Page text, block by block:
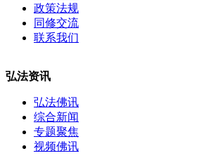
政策法规
同修交流
联系我们
弘法资讯
弘法佛讯
综合新闻
专题聚焦
视频佛讯